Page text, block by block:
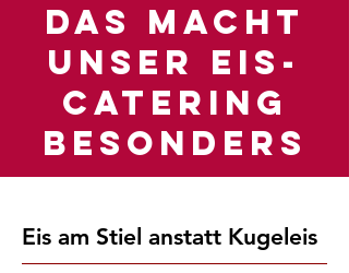
DAS MACHT
UNSER EIS-
CATERING
BESONDERS
Eis am Stiel anstatt Kugeleis